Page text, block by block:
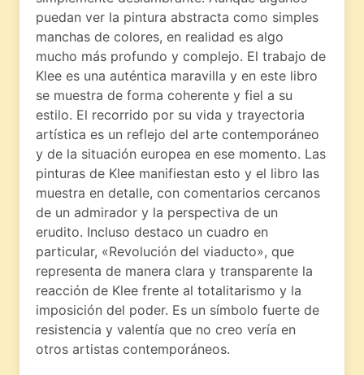
puedan ver la pintura abstracta como simples
manchas de colores, en realidad es algo
mucho más profundo y complejo. El trabajo de
Klee es una auténtica maravilla y en este libro
se muestra de forma coherente y fiel a su
estilo. El recorrido por su vida y trayectoria
artística es un reflejo del arte contemporáneo
y de la situación europea en ese momento. Las
pinturas de Klee manifiestan esto y el libro las
muestra en detalle, con comentarios cercanos
de un admirador y la perspectiva de un
erudito. Incluso destaco un cuadro en
particular, «Revolución del viaducto», que
representa de manera clara y transparente la
reacción de Klee frente al totalitarismo y la
imposición del poder. Es un símbolo fuerte de
resistencia y valentía que no creo vería en
otros artistas contemporáneos.